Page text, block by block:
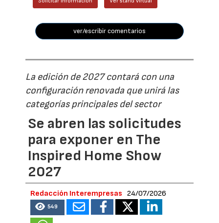
ver/escribir comentarios
La edición de 2027 contará con una
configuración renovada que unirá las
categorías principales del sector
Se abren las solicitudes
para exponer en The
Inspired Home Show
2027
Redacción Interempresas 24/07/2026
549